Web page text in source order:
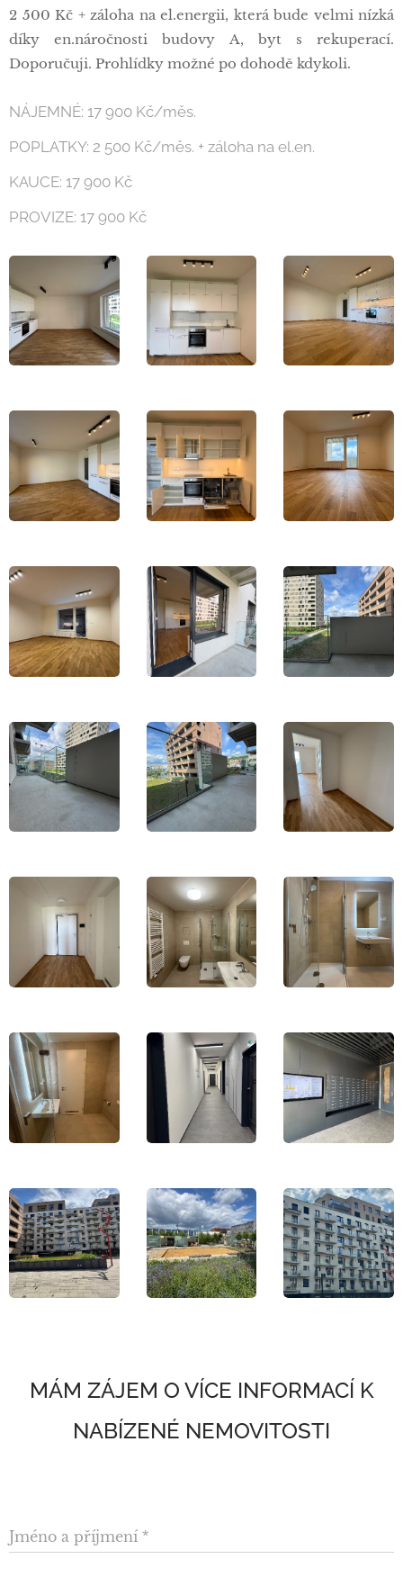
2 500 Kč + záloha na el.energii, která bude velmi nízká
díky en.náročnosti budovy A, byt s rekuperací.
Doporučuji. Prohlídky možné po dohodě kdykoli.
NÁJEMNÉ: 17 900 Kč/měs.
POPLATKY: 2 500 Kč/měs. + záloha na el.en.
KAUCE: 17 900 Kč
PROVIZE: 17 900 Kč
MÁM ZÁJEM O VÍCE INFORMACÍ K
NABÍZENÉ NEMOVITOSTI
Jméno a příjmení